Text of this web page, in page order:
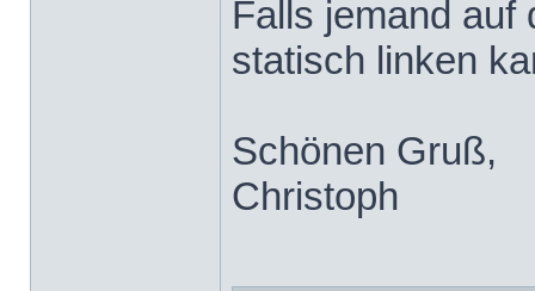
Falls jemand auf
statisch linken
Schönen Gruß,
Christoph